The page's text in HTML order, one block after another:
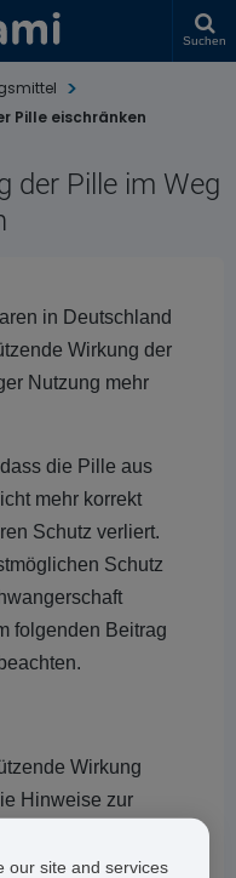
Suchen
Pille eischränken
der Pille im Weg
in Deutschland
Wirkung der
Nutzung mehr
die Pille aus
mehr korrekt
Schutz verliert.
Schutz
folgenden Beitrag
Wirkung
Hinweise zur
Pille wird Ihnen
our site and services